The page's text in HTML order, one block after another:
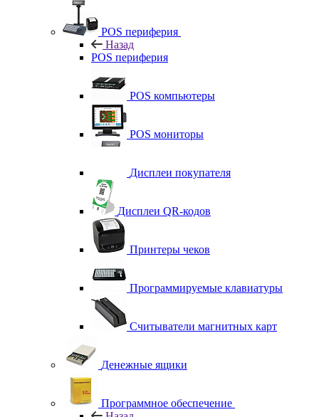
POS периферия
Назад
POS периферия
POS компьютеры
POS мониторы
Дисплеи покупателя
Дисплеи QR-кодов
Принтеры чеков
Программируемые клавиатуры
Считыватели магнитных карт
Денежные ящики
Программное обеспечение